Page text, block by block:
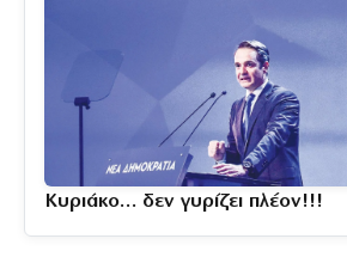
Κυριάκο… δεν γυρίζει πλέον!!!